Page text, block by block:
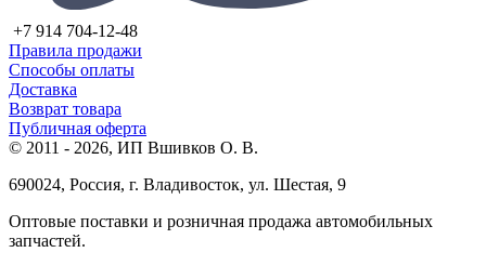
+7 914 704-12-48
Правила продажи
Способы оплаты
Доставка
Возврат товара
Публичная оферта
© 2011 - 2026, ИП Вшивков О. В.
690024, Россия, г. Владивосток, ул. Шестая, 9
Оптовые поставки и розничная продажа автомобильных
запчастей.